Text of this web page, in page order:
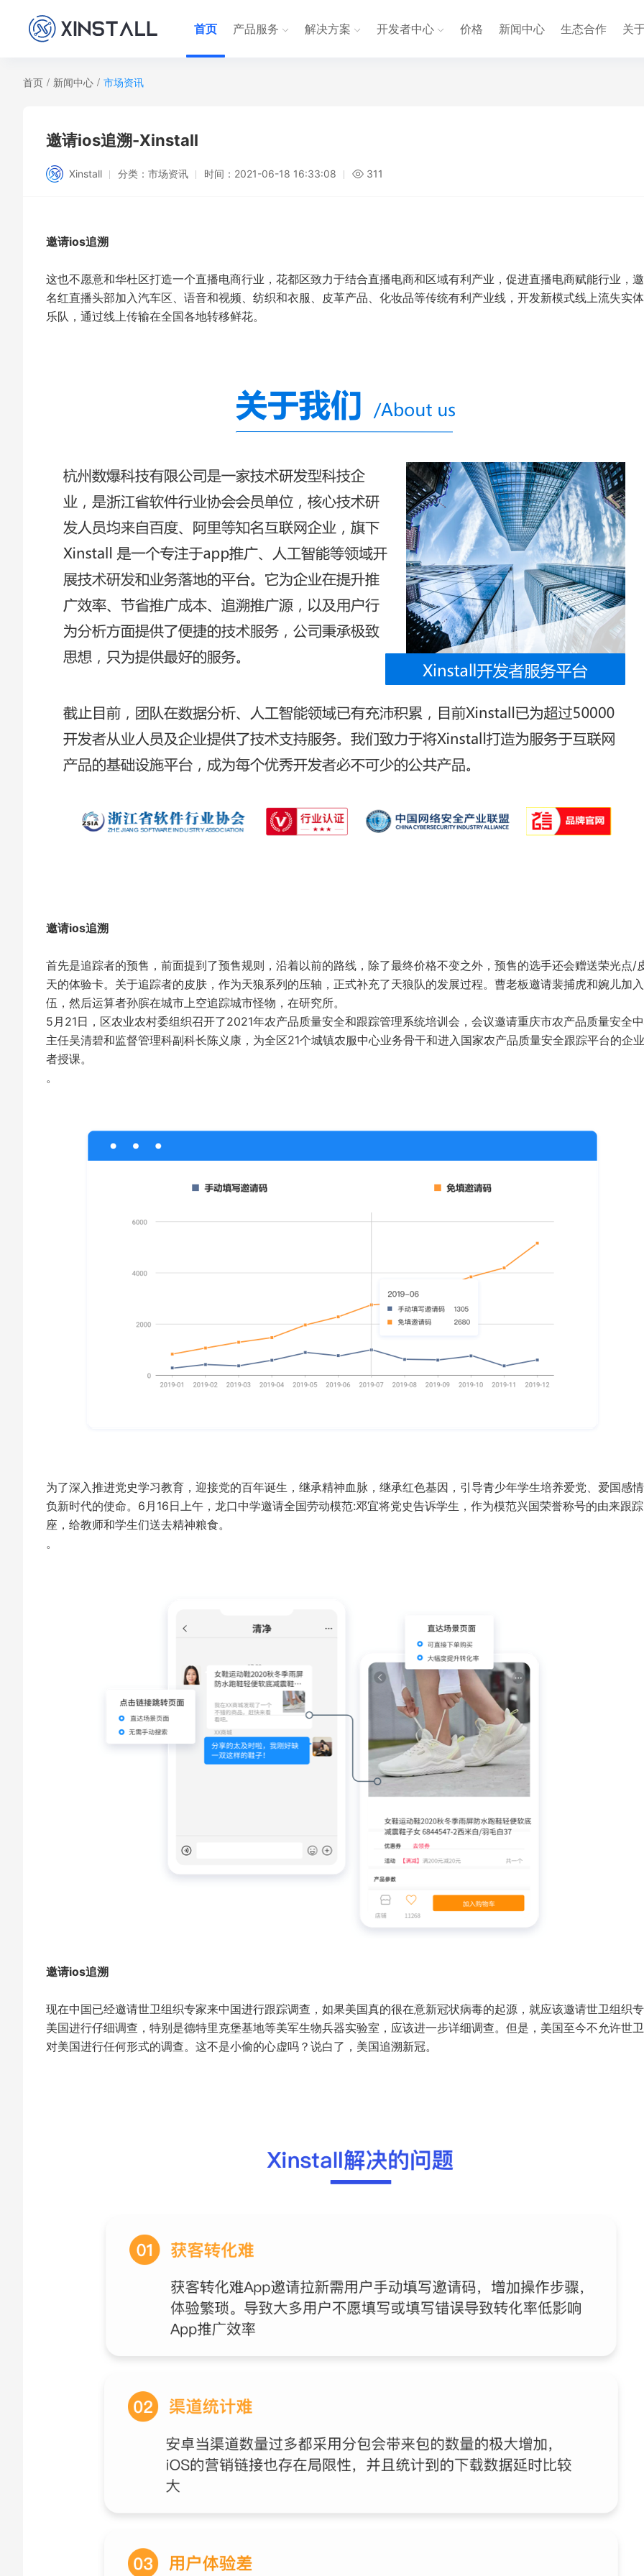
首页 产品服务 解决方案 开发者中心 价格 新闻中心 生态合作 关
首页 / 新闻中心 / 市场资讯
邀请ios追溯-Xinstall
Xinstall 分类： 市场资讯 时间： 2021-06-18 16:33:08 311
邀请ios追溯
这也不愿意和华杜区打造一个直播电商行业，花都区致力于结合直播电商和区域有利产业，促进直播电商赋能行业，
名红直播头部加入汽车区、语音和视频、纺织和衣服、皮革产品、化妆品等传统有利产业线，开发新模式线上流失实
乐队，通过线上传输在全国各地转移鲜花。
邀请ios追溯
首先是追踪者的预售，前面提到了预售规则，沿着以前的路线，除了最终价格不变之外，预售的选手还会赠送荣光点/
天的体验卡。关于追踪者的皮肤，作为天狼系列的压轴，正式补充了天狼队的发展过程。曹老板邀请裴捕虎和婉儿加
伍，然后运算者孙膑在城市上空追踪城市怪物，在研究所。
5月21日，区农业农村委组织召开了2021年农产品质量安全和跟踪管理系统培训会，会议邀请重庆市农产品质量安全
主任吴清碧和监督管理科副科长陈义康，为全区21个城镇农服中心业务骨干和进入国家农产品质量安全跟踪平台的企
者授课。
。
为了深入推进党史学习教育，迎接党的百年诞生，继承精神血脉，继承红色基因，引导青少年学生培养爱党、爱国感
负新时代的使命。6月16日上午，龙口中学邀请全国劳动模范:邓宜将党史告诉学生，作为模范兴国荣誉称号的由来跟
座，给教师和学生们送去精神粮食。
。
邀请ios追溯
现在中国已经邀请世卫组织专家来中国进行跟踪调查，如果美国真的很在意新冠状病毒的起源，就应该邀请世卫组织
美国进行仔细调查，特别是德特里克堡基地等美军生物兵器实验室，应该进一步详细调查。但是，美国至今不允许世
对美国进行任何形式的调查。这不是小偷的心虚吗？说白了，美国追溯新冠。